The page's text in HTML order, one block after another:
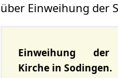
über Einweihung der
Einweihung der
Kirche in Sodingen.